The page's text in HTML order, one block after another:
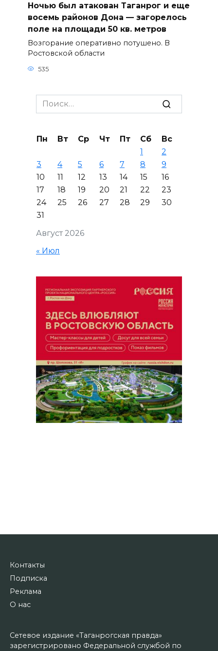
Ночью был атакован Таганрог и еще
восемь районов Дона — загорелось
поле на площади 50 кв. метров
Возгорание оперативно потушено. В
Ростовской области
535
Search
for:
Август 2026
Пн Вт Ср Чт Пт Сб
Вс
1
2
3
4 5 6 7 8
9
10
11 12 13 14 15
16
17
18 19 20 21 22
23
24
25 26 27 28 29
30
31
« Июл
Контакты
Подписка
Реклама
О нас
Сетевое издание «Таганрогская правда»
зарегистрировано Федеральной службой по